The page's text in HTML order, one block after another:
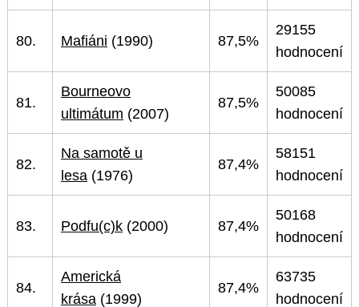
80. Mafiáni (1990) 87,5%
29155
hodnocení
81.
Bourneovo
ultimátum (2007)
87,5%
50085
hodnocení
82.
Na samotě u
lesa (1976)
87,4%
58151
hodnocení
83. Podfu(c)k (2000) 87,4%
50168
hodnocení
84.
Americká
krása (1999)
87,4%
63735
hodnocení